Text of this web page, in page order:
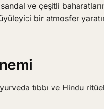
ve çeşitli
bir atmosfer
tıbbı ve Hindu